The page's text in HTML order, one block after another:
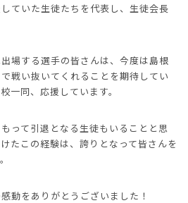
ていた生徒たちを代表し、生徒会長
場する選手の皆さんは、今度は島根
戦い抜いてくれることを期待してい
一同、応援しています。
って引退となる生徒もいることと思
たこの経験は、誇りとなって皆さんを
動をありがとうございました！